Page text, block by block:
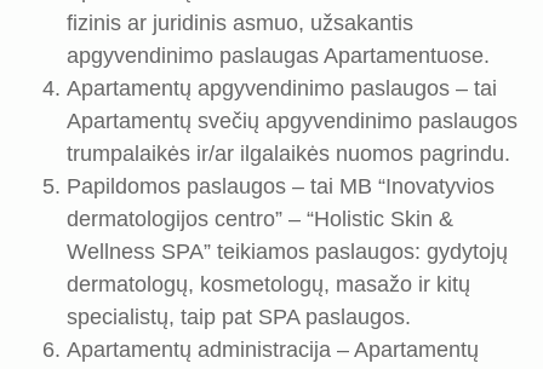
fizinis ar juridinis asmuo, užsakantis
apgyvendinimo paslaugas Apartamentuose.
Apartamentų apgyvendinimo paslaugos – tai
Apartamentų svečių apgyvendinimo paslaugos
trumpalaikės ir/ar ilgalaikės nuomos pagrindu.
Papildomos paslaugos – tai MB “Inovatyvios
dermatologijos centro” – “Holistic Skin &
Wellness SPA” teikiamos paslaugos: gydytojų
dermatologų, kosmetologų, masažo ir kitų
specialistų, taip pat SPA paslaugos.
Apartamentų administracija – Apartamentų